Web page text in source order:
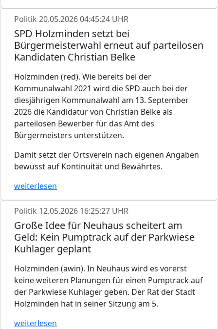
Politik 20.05.2026 04:45:24 UHR
SPD Holzminden setzt bei
Bürgermeisterwahl erneut auf parteilosen
Kandidaten Christian Belke
Holzminden (red). Wie bereits bei der
Kommunalwahl 2021 wird die SPD auch bei der
diesjährigen Kommunalwahl am 13. September
2026 die Kandidatur von Christian Belke als
parteilosen Bewerber für das Amt des
Bürgermeisters unterstützen.
Damit setzt der Ortsverein nach eigenen Angaben
bewusst auf Kontinuität und Bewährtes.
weiterlesen
Politik 12.05.2026 16:25:27 UHR
Große Idee für Neuhaus scheitert am
Geld: Kein Pumptrack auf der Parkwiese
Kuhlager geplant
Holzminden (awin). In Neuhaus wird es vorerst
keine weiteren Planungen für einen Pumptrack auf
der Parkwiese Kuhlager geben. Der Rat der Stadt
Holzminden hat in seiner Sitzung am 5.
weiterlesen